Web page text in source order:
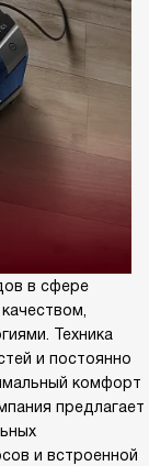
в сфере
Техника
и постоянно
комфорт
предлагает
и встроенной